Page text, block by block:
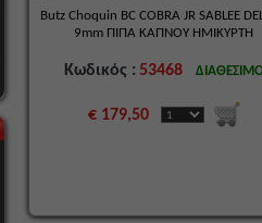
Butz Choquin BC COBRA JR SABLEE
9mm ΠΙΠΑ ΚΑΠΝΟΥ ΗΜΙΚΥΡΤΗ
Κωδικός : 53468
€ 179,50